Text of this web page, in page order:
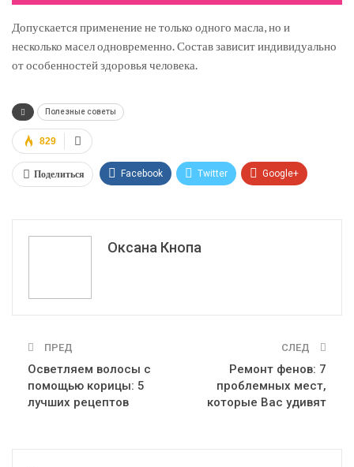
Допускается применение не только одного масла, но и
несколько масел одновременно. Состав зависит индивидуально
от особенностей здоровья человека.
Полезные советы
829
Поделиться Facebook Twitter Google+
Эл. адрес
Оксана Кнопа
ПРЕД
Осветляем волосы с
помощью корицы: 5
лучших рецептов
СЛЕД
Ремонт фенов: 7
проблемных мест,
которые Вас удивят